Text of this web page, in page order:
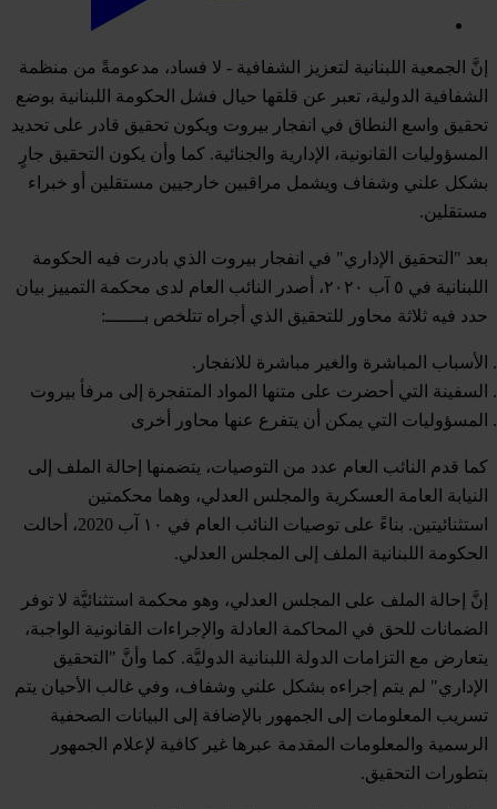
إنَّ الجمعية اللبنانية لتعزيز الشفافية - لا فساد، مدعومةً من منظمة
الشفافية الدولية، تعبر عن قلقها حيال فشل الحكومة اللبنانية بوضع
تحقيق واسع النطاق في انفجار بيروت ويكون تحقيق قادر على تحديد
المسؤوليات القانونية، الإدارية والجنائية. كما وأن يكون التحقيق جارٍ
بشكل علني وشفاف ويشمل مراقبين خارجيين مستقلين أو خبراء
مستقلين.
بعد "التحقيق الإداري" في انفجار بيروت الذي بادرت فيه الحكومة
اللبنانية في ٥ آب ٢٠٢٠، أصدر النائب العام لدى محكمة التمييز بيان
حدد فيه ثلاثة محاور للتحقيق الذي أجراه تتلخص بـــــــ:
الأسباب المباشرة والغير مباشرة للانفجار.
السفينة التي أحضرت على متنها المواد المتفجرة إلى مرفأ بيروت
المسؤوليات التي يمكن أن يتفرع عنها محاور أخرى
كما قدم النائب العام عدد من التوصيات، يتضمنها إحالة الملف إلى
النيابة العامة العسكرية والمجلس العدلي، وهما محكمتين
استثنائيتين. بناءً على توصيات النائب العام في ١٠ آب 2020، أحالت
الحكومة اللبنانية الملف إلى المجلس العدلي.
إنَّ إحالة الملف على المجلس العدلي، وهو محكمة استثنائيَّة لا توفر
الضمانات للحق في المحاكمة العادلة والإجراءات القانونية الواجبة،
يتعارض مع التزامات الدولة اللبنانية الدوليَّة. كما وأنَّ "التحقيق
الإداري" لم يتم إجراءه بشكل علني وشفاف، وفي غالب الأحيان يتم
تسريب المعلومات إلى الجمهور بالإضافة إلى البيانات الصحفية
الرسمية والمعلومات المقدمة عبرها غير كافية لإعلام الجمهور
بتطورات التحقيق.